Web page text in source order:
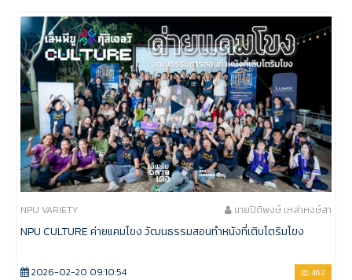
NPU VARIETY นายปิติพงษ์ เหล่าหงษ์สา
NPU CULTURE ค่ายแคมโขง วัฒนธรรมสอนทำหนังที่เติบโตริมโขง
2026-02-20 09:10:54 462